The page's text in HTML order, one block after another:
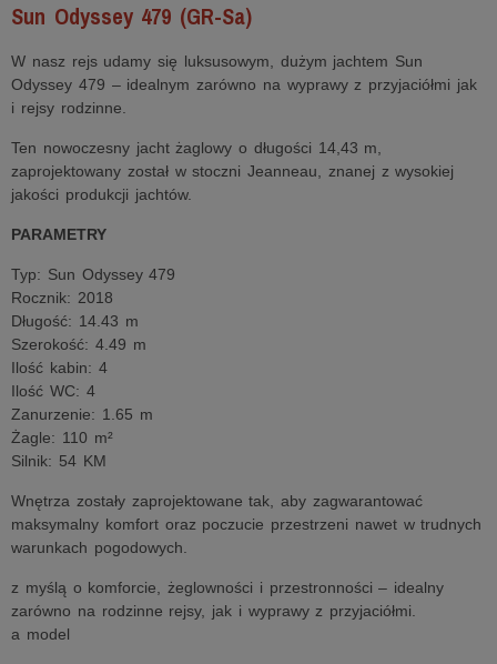
Sun Odyssey 479 (GR-Sa)
W nasz rejs udamy się luksusowym, dużym jachtem Sun
Odyssey 479 – idealnym zarówno na wyprawy z przyjaciółmi jak
i rejsy rodzinne.
Ten nowoczesny jacht żaglowy o długości 14,43 m,
zaprojektowany został w stoczni Jeanneau, znanej z wysokiej
jakości produkcji jachtów.
PARAMETRY
Typ: Sun Odyssey 479
Rocznik: 2018
Długość: 14.43 m
Szerokość: 4.49 m
Ilość kabin: 4
Ilość WC: 4
Zanurzenie: 1.65 m
Żagle: 110 m²
Silnik: 54 KM
Wnętrza zostały zaprojektowane tak, aby zagwarantować
maksymalny komfort oraz poczucie przestrzeni nawet w trudnych
warunkach pogodowych.
z myślą o komforcie, żeglowności i przestronności – idealny
zarówno na rodzinne rejsy, jak i wyprawy z przyjaciółmi.
a model